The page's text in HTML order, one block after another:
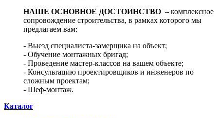
НАШЕ ОСНОВНОЕ ДОСТОИНСТВО – комплексное
сопровождение строительства, в рамках которого мы
предлагаем вам:
- Выезд специалиста-замерщика на объект;
- Обучение монтажных бригад;
- Проведение мастер-классов на вашем объекте;
- Консультацию проектировщиков и инженеров по
сложным проектам;
- Шеф-монтаж.
Каталог